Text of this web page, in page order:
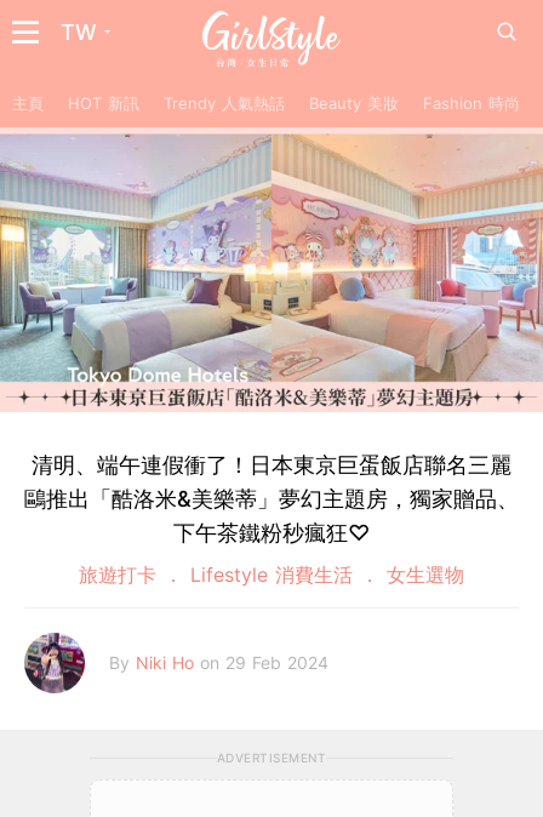
TW
主頁 HOT 新訊 Trendy 人氣熱話 Beauty 美妝 Fashion 時尚
清明、端午連假衝了！日本東京巨蛋飯店聯名三麗
鷗推出「酷洛米&美樂蒂」夢幻主題房，獨家贈品、
下午茶鐵粉秒瘋狂♡
旅遊打卡 Lifestyle 消費生活 女生選物
By Niki Ho on 29 Feb 2024
ADVERTISEMENT